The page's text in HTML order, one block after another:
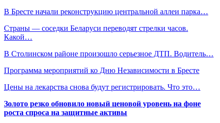
В Бресте начали реконструкцию центральной аллеи парка…
Страны — соседки Беларуси переводят стрелки часов.
Какой…
В Столинском районе произошло серьезное ДТП. Водитель…
Программа мероприятий ко Дню Независимости в Бресте
Цены на лекарства снова будут регистрировать. Что это…
Золото резко обновило новый ценовой уровень на фоне
роста спроса на защитные активы